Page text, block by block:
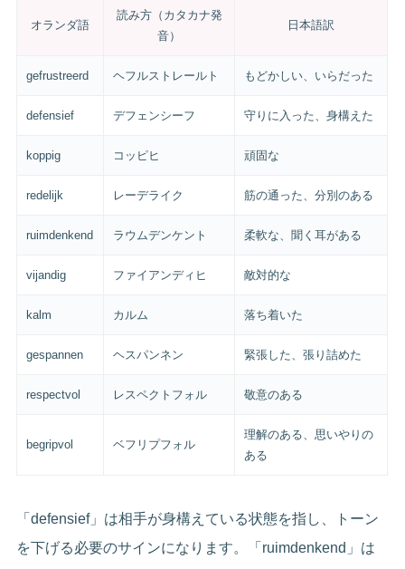
オランダ語
読み方（カタカナ発
音）
日本語訳
gefrustreerd ヘフルストレールト もどかしい、いらだった
defensief デフェンシーフ 守りに入った、身構えた
koppig コッピヒ 頑固な
redelijk レーデライク 筋の通った、分別のある
ruimdenkend ラウムデンケント 柔軟な、聞く耳がある
vijandig ファイアンディヒ 敵対的な
kalm カルム 落ち着いた
gespannen ヘスパンネン 緊張した、張り詰めた
respectvol レスペクトフォル 敬意のある
begripvol ベフリプフォル
理解のある、思いやりの
ある
「defensief」は相手が身構えている状態を指し、トーン
を下げる必要のサインになります。「ruimdenkend」は